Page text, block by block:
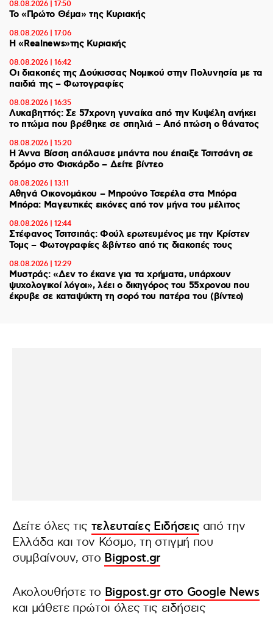
08.08.2026 | 17:50
Το «Πρώτο Θέμα» της Κυριακής
08.08.2026 | 17:06
Η «Realnews»της Κυριακής
08.08.2026 | 16:42
Οι διακοπές της Δούκισσας Νομικού στην Πολυνησία με τα
παιδιά της – Φωτογραφίες
08.08.2026 | 16:35
Λυκαβηττός: Σε 57χρονη γυναίκα από την Κυψέλη ανήκει
το πτώμα που βρέθηκε σε σπηλιά – Από πτώση ο θάνατος
08.08.2026 | 15:20
Η Άννα Βίσση απόλαυσε μπάντα που έπαιξε Τσιτσάνη σε
δρόμο στο Φισκάρδο – Δείτε βίντεο
08.08.2026 | 13:11
Αθηνά Οικονομάκου – Μπρούνο Τσερέλα στα Μπόρα
Μπόρα: Mαγευτικές εικόνες από τον μήνα του μέλιτος
08.08.2026 | 12:44
Στέφανος Τσιτσιπάς: Φούλ ερωτευμένος με την Κρίστεν
Τομς – Φωτογραφίες &βίντεο από τις διακοπές τους
08.08.2026 | 12:29
Μυστράς: «Δεν το έκανε για τα χρήματα, υπάρχουν
ψυχολογικοί λόγοι», λέει ο δικηγόρος του 55χρονου που
έκρυβε σε καταψύκτη τη σορό του πατέρα του (βίντεο)
Δείτε όλες τις τελευταίες Ειδήσεις από την
Ελλάδα και τον Κόσμο, τη στιγμή που
συμβαίνουν, στο Bigpost.gr
Ακολουθήστε το Bigpost.gr στο Google News
και μάθετε πρώτοι όλες τις ειδήσεις